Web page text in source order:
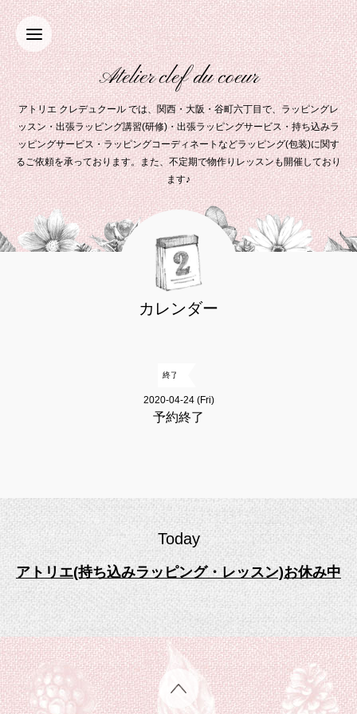
Atelier clef du coeur
アトリエ クレデュクール では、関西・大阪・谷町六丁目で、ラッピングレ
ッスン・出張ラッピング講習(研修)・出張ラッピングサービス・持ち込みラ
ッピングサービス・ラッピングコーディネートなどラッピング(包装)に関す
るご依頼を承っております。また、不定期で物作りレッスンも開催しており
ます♪
カレンダー
終了
2020-04-24 (Fri)
予約終了
Today
アトリエ(持ち込みラッピング・レッスン)お休み中